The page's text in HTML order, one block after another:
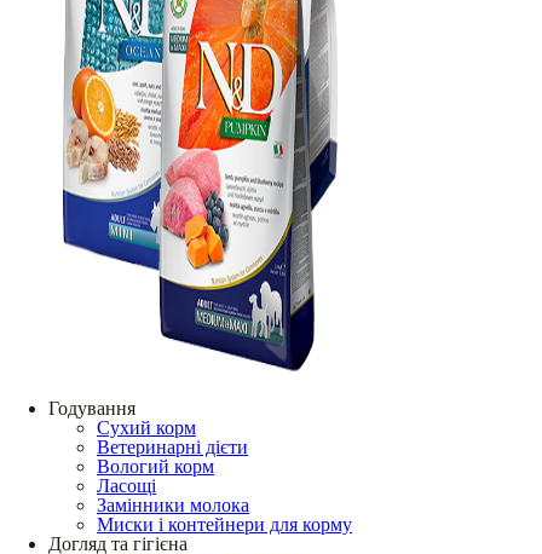
Годування
Сухий корм
Ветеринарні дієти
Вологий корм
Ласощі
Замінники молока
Миски і контейнери для корму
Догляд та гігієна